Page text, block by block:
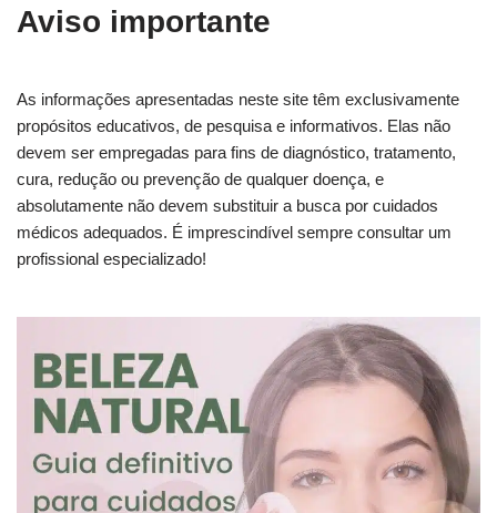
Aviso importante
As informações apresentadas neste site têm exclusivamente
propósitos educativos, de pesquisa e informativos. Elas não
devem ser empregadas para fins de diagnóstico, tratamento,
cura, redução ou prevenção de qualquer doença, e
absolutamente não devem substituir a busca por cuidados
médicos adequados. É imprescindível sempre consultar um
profissional especializado!